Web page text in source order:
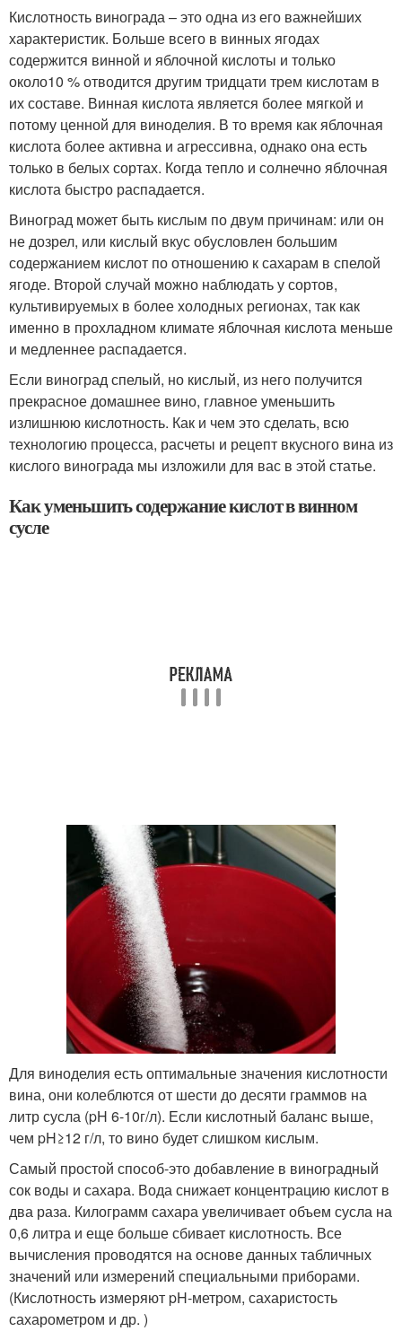
Кислотность винограда – это одна из его важнейших
характеристик. Больше всего в винных ягодах
содержится винной и яблочной кислоты и только
около10 % отводится другим тридцати трем кислотам в
их составе. Винная кислота является более мягкой и
потому ценной для виноделия. В то время как яблочная
кислота более активна и агрессивна, однако она есть
только в белых сортах. Когда тепло и солнечно яблочная
кислота быстро распадается.
Виноград может быть кислым по двум причинам: или он
не дозрел, или кислый вкус обусловлен большим
содержанием кислот по отношению к сахарам в спелой
ягоде. Второй случай можно наблюдать у сортов,
культивируемых в более холодных регионах, так как
именно в прохладном климате яблочная кислота меньше
и медленнее распадается.
Если виноград спелый, но кислый, из него получится
прекрасное домашнее вино, главное уменьшить
излишнюю кислотность. Как и чем это сделать, всю
технологию процесса, расчеты и рецепт вкусного вина из
кислого винограда мы изложили для вас в этой статье.
Как уменьшить содержание кислот в винном
сусле
Для виноделия есть оптимальные значения кислотности
вина, они колеблются от шести до десяти граммов на
литр сусла (pH 6-10г/л). Если кислотный баланс выше,
чем pH≥12 г/л, то вино будет слишком кислым.
Самый простой способ-это добавление в виноградный
сок воды и сахара. Вода снижает концентрацию кислот в
два раза. Килограмм сахара увеличивает объем сусла на
0,6 литра и еще больше сбивает кислотность. Все
вычисления проводятся на основе данных табличных
значений или измерений специальными приборами.
(Кислотность измеряют pH-метром, сахаристость
сахарометром и др. )